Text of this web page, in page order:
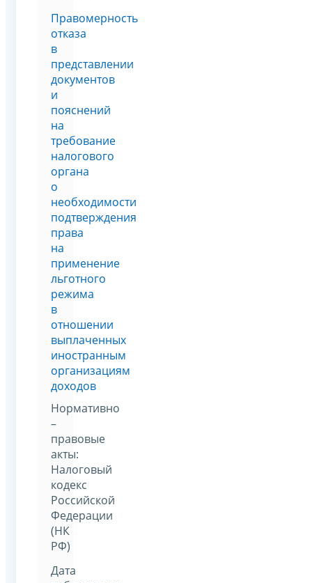
Правомерность
отказа
в
представлении
документов
и
пояснений
на
требование
налогового
органа
о
необходимости
подтверждения
права
на
применение
льготного
режима
в
отношении
выплаченных
иностранным
организациям
доходов
Нормативно
–
правовые
акты:
Налоговый
кодекс
Российской
Федерации
(НК
РФ)
Дата